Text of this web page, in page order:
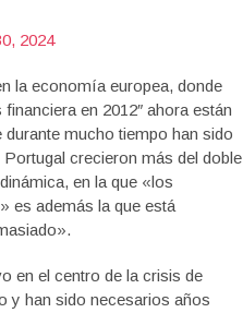
2024
la economía europea, donde
en 2012″ ahora están
mucho tiempo han sido
crecieron más del doble
en la que «los
es además la que está
en el centro de la crisis de
y han sido necesarios años